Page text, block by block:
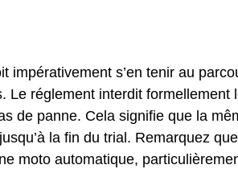
impérativement s’en tenir au
Le réglement interdit
de panne. Cela signifie que la
la fin du trial. Remarquez
moto automatique,